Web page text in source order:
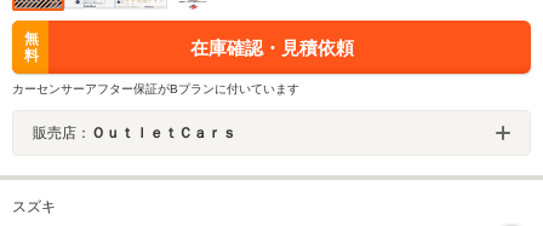
無
料
在庫確認・見積依頼
カーセンサーアフター保証がBプランに付いています
販売店： ＯｕｔｌｅｔＣａｒｓ
スズキ